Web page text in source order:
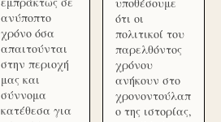
ανύποπτο
χρόνο όσα
απαιτούνται
στην περιοχή
μας και
σύννομα
κατέθεσα για
ότι οι
πολιτικοί του
παρελθόντος
χρόνου
ανήκουν στο
χρονοντούλαπ
ο της ιστορίας,